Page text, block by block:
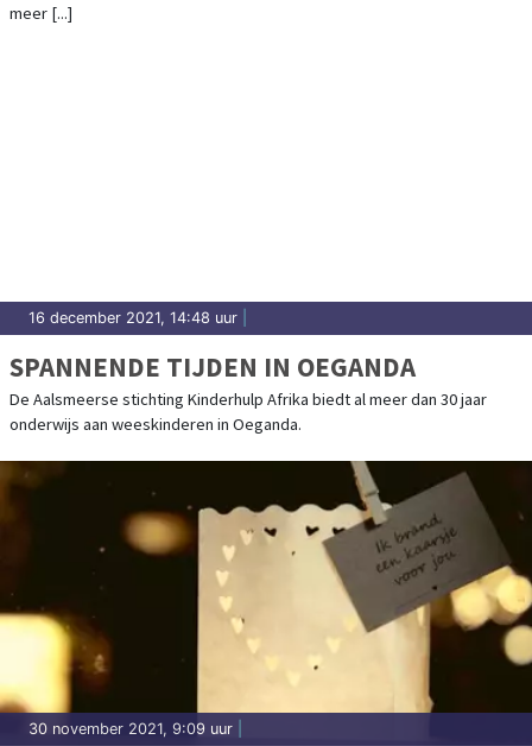
meer [...]
16 december 2021, 14:48 uur
SPANNENDE TIJDEN IN OEGANDA
De Aalsmeerse stichting Kinderhulp Afrika biedt al meer dan 30 jaar
onderwijs aan weeskinderen in Oeganda.
30 november 2021, 9:09 uur